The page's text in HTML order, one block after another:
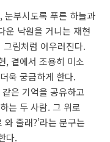
눈부시도록 푸른 하늘과
운 낙원을 거니는 재현
림처럼 어우러진다.
, 곁에서 조용히 미소
욱 궁금하게 한다.
은 기억을 공유하고
는 두 사람. 그 위로
줄래?’라는 문구는
다.